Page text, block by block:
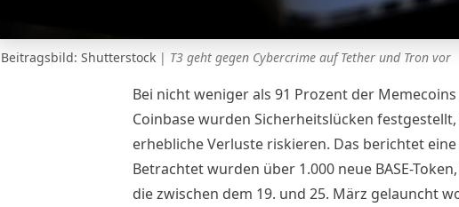
Beitragsbild: Shutterstock | T3 geht gegen Cybercrime auf Tether und Tron vor
Bei nicht weniger als 91 Prozent der
Coinbase wurden Sicherheitslücken
erhebliche Verluste riskieren. Das berichtet eine
Betrachtet wurden über 1.000 neue BASE-
die zwischen dem 19. und 25. März gelauncht